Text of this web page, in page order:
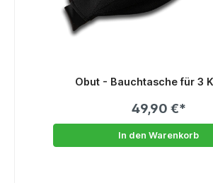
Obut - Bauchtasche für 3
49,90 €*
In den Warenkorb